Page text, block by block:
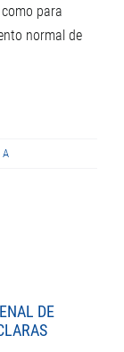
para
normal de
A
DE